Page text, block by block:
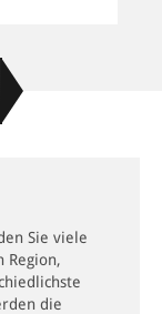
Sie viele
Region,
die